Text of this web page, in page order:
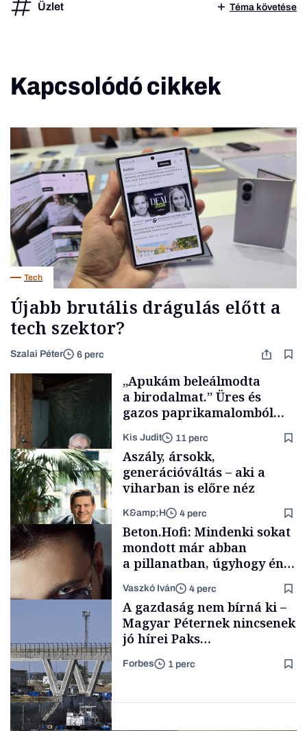
Üzlet Téma követése
Kapcsolódó cikkek
Tech
Újabb brutális drágulás előtt a
tech szektor?
Szalai Péter 6 perc
Családi
vállalkozások
„Apukám beleálmodta
a birodalmat.” Üres és
gazos paprikamalomból
lett az igazi családi
fűszersztori
Kis Judit 11 perc
TÁMOGATÓI
Aszály, ársokk,
generációváltás – aki a
viharban is előre néz
K&amp;H 4 perc
Forbes-sztori
Beton.Hofi: Mindenki sokat
mondott már abban
a pillanatban, úgyhogy én
a legsarkosabb
gondolataimat akartam
kimondani
Vaszkó Iván 4 perc
A gazdaság nem bírná ki –
Magyar Péternek nincsenek
jó hírei Paks
újraindításáról
Forbes 1 perc